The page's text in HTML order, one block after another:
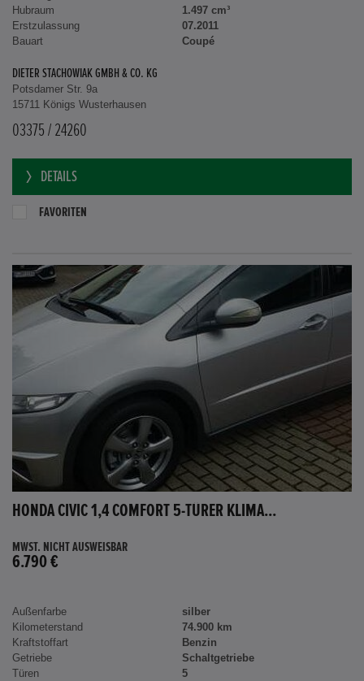
Hubraum
1.497 cm³
Erstzulassung
07.2011
Bauart
Coupé
DIETER STACHOWIAK GMBH & CO. KG
Potsdamer Str. 9a
15711 Königs Wusterhausen
03375 / 24260
DETAILS
FAVORITEN
HONDA CIVIC 1,4 COMFORT 5-TÜRER KLIMA...
MWST. NICHT AUSWEISBAR
6.790 €
Außenfarbe
silber
Kilometerstand
74.900 km
Kraftstoffart
Benzin
Getriebe
Schaltgetriebe
Türen
5